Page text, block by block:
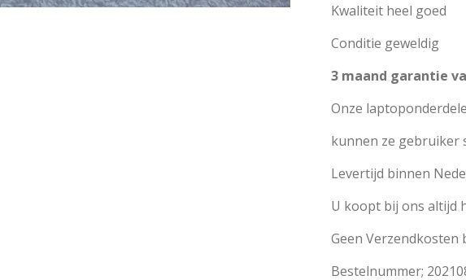
Kwaliteit heel goed
Conditie geweldig
3 maand garantie
Onze
kunnen ze gebruiker
Levertijd binnen
U koopt bij ons altijd
Geen Verzendkosten
Bestelnummer;